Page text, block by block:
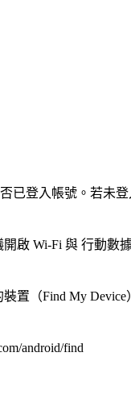
登入帳號。若未登
啟 Wi-Fi 與 行動數
置（Find My
android/find